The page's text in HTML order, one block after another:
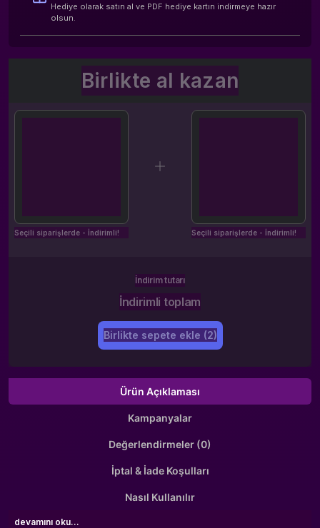
Hediye olarak satın al ve PDF hediye kartın indirmeye hazır
olsun.
Birlikte al kazan
Seçili siparişlerde - İndirimli! Seçili siparişlerde - İndirimli!
İndirim tutarı
İndirimli toplam
Birlikte sepete ekle (2)
Ürün Açıklaması
Kampanyalar
Değerlendirmeler (0)
İptal & İade Koşulları
Nasıl Kullanılır
devamını oku...